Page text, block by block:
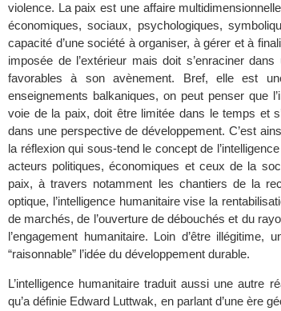
violence. La paix est une affaire
économiques, sociaux, psychologiques,
capacité d’une société à organiser, à gérer et à
imposée de l’extérieur mais doit s’enraciner
favorables à son avènement. Bref, elle est
enseignements balkaniques, on peut penser que
voie de la paix, doit être limitée dans le temps et
dans une perspective de développement. C’est
la réflexion qui sous-tend le concept de
acteurs politiques, économiques et ceux de la
paix, à travers notamment les chantiers de la
optique, l’intelligence humanitaire vise la
de marchés, de l’ouverture de débouchés et du
l’engagement humanitaire. Loin d’être
“raisonnable” l’idée du développement durable.
L’intelligence humanitaire traduit aussi une autre
qu’a définie Edward Luttwak, en parlant d’une ère